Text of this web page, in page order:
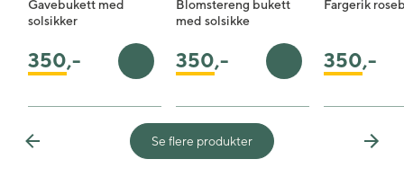
Gavebukett med
solsikker
350,- Legg i handlekurv
Blomstereng bukett
med solsikke
350,- Legg i handlekurv
Fargerik
350,-
Previous Next
Se flere produkter